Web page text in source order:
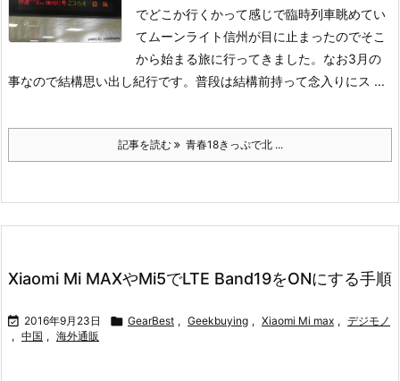
でどこか行くかって感じで臨時列車眺めてい
てムーンライト信州が目に止まったのでそこ
から始まる旅に行ってきました。なお3月の
事なので結構思い出し紀行です。 普段は結構前持って念入りにス ...
記事を読む 青春18きっぷで北 ...
Xiaomi Mi MAXやMi5でLTE Band19をONにする手順
 2016年9月23日  GearBest , Geekbuying , Xiaomi Mi max , デジモノ
, 中国 , 海外通販